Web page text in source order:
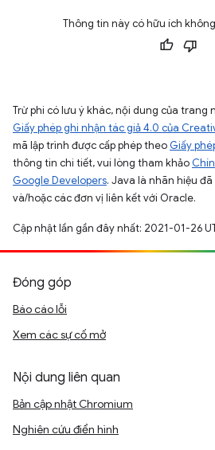
Thông tin này có hữu ích
Trừ phi có lưu ý khác, nội dung của trang
Giấy phép ghi nhận tác giả 4.0 của
mã lập trình được cấp phép theo Giấy
thông tin chi tiết, vui lòng tham khảo
Google Developers. Java là nhãn hiệu
và/hoặc các đơn vị liên kết với Oracle.
Cập nhật lần gần đây nhất: 2021-01-26
Đóng góp
Báo cáo lỗi
Xem các sự cố mở
Nội dung liên quan
Bản cập nhật Chromium
Nghiên cứu điển hình